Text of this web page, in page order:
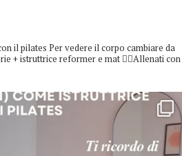
il pilates Per vedere il corpo cambiare da
+ istruttrice reformer e mat 👇🏻Allenati con